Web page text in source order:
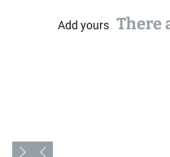
Add yours